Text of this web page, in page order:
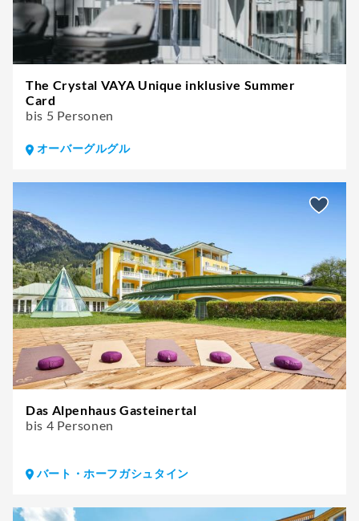
The Crystal VAYA Unique inklusive Summer
Card
bis 5 Personen
オーバーグルグル
Das Alpenhaus Gasteinertal
bis 4 Personen
バート・ホーフガシュタイン